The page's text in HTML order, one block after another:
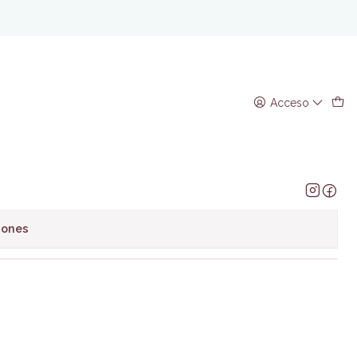
Acceso
of the night Dacachi